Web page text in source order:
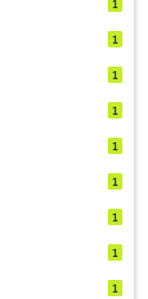
1
1
1
1
1
1
1
1